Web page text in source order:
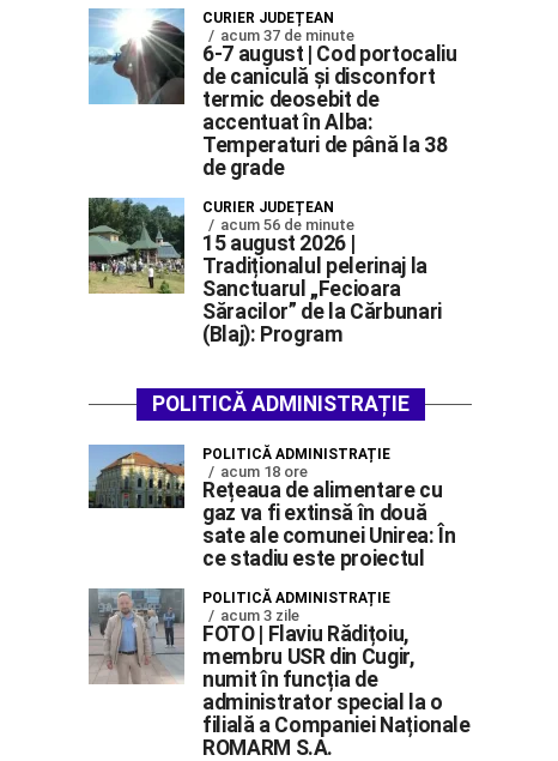
CURIER JUDEȚEAN
acum 37 de minute
6-7 august | Cod portocaliu
de caniculă și disconfort
termic deosebit de
accentuat în Alba:
Temperaturi de până la 38
de grade
CURIER JUDEȚEAN
acum 56 de minute
15 august 2026 |
Tradiționalul pelerinaj la
Sanctuarul „Fecioara
Săracilor” de la Cărbunari
(Blaj): Program
POLITICĂ ADMINISTRAȚIE
POLITICĂ ADMINISTRAȚIE
acum 18 ore
Rețeaua de alimentare cu
gaz va fi extinsă în două
sate ale comunei Unirea: În
ce stadiu este proiectul
POLITICĂ ADMINISTRAȚIE
acum 3 zile
FOTO | Flaviu Rădițoiu,
membru USR din Cugir,
numit în funcția de
administrator special la o
filială a Companiei Naționale
ROMARM S.A.